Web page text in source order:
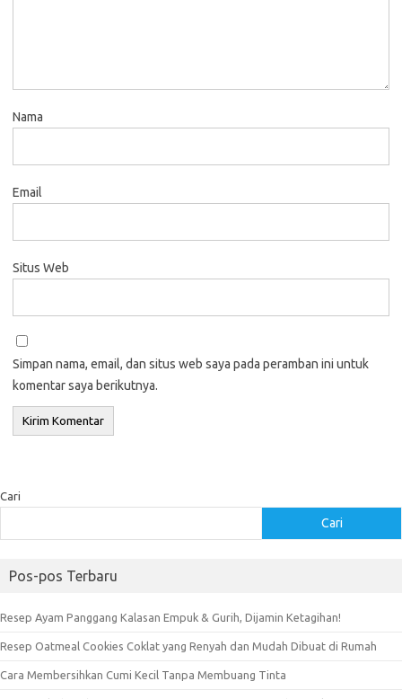
Nama
Email
Situs Web
Simpan nama, email, dan situs web saya pada peramban ini untuk
komentar saya berikutnya.
Cari
Cari
Pos-pos Terbaru
Resep Ayam Panggang Kalasan Empuk & Gurih, Dijamin Ketagihan!
Resep Oatmeal Cookies Coklat yang Renyah dan Mudah Dibuat di Rumah
Cara Membersihkan Cumi Kecil Tanpa Membuang Tinta